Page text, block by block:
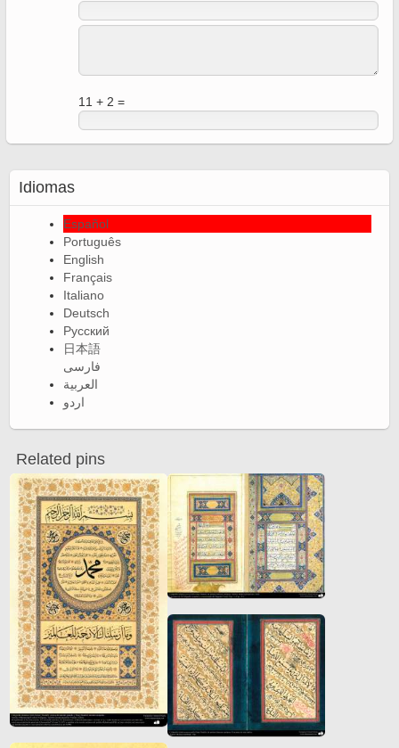
11 + 2 =
Idiomas
Español
Português
English
Français
Italiano
Deutsch
Русский
日本語
فارسی
العربية
اردو
Related pins